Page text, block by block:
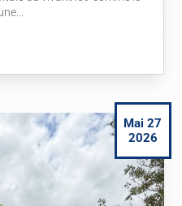
Mai 27
2026